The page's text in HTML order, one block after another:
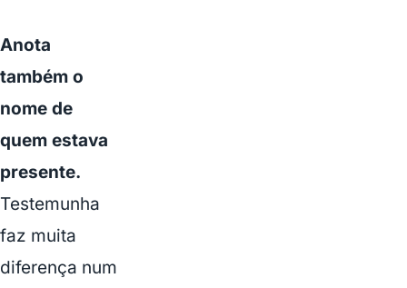
Anota
também o
nome de
quem estava
presente.
Testemunha
faz muita
diferença num